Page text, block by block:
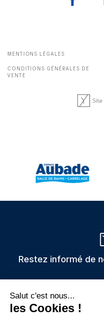
MENTIONS LÉGALES
CONDITIONS GÉNÉRALES DE
VENTE
Restez informé de
Veuillez
Les informations recueillies